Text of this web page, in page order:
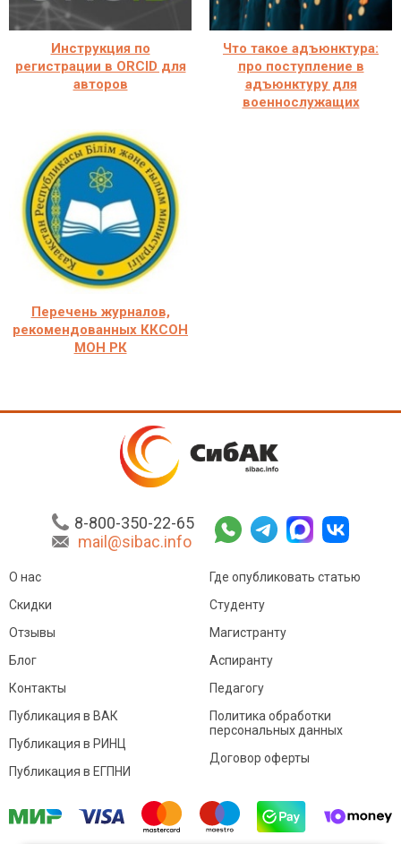
Инструкция по
регистрации в ORCID для
авторов
Что такое адъюнктура:
про поступление в
адъюнктуру для
военнослужащих
Перечень журналов,
рекомендованных ККСОН
МОН РК
8-800-350-22-65
mail@sibac.info
О нас
Скидки
Отзывы
Блог
Контакты
Где опубликовать статью
Студенту
Магистранту
Аспиранту
Педагогу
Публикация в ВАК
Публикация в РИНЦ
Публикация в ЕГПНИ
Политика обработки
персональных данных
Договор оферты